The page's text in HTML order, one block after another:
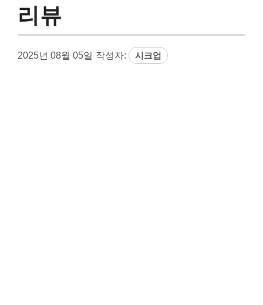
리뷰
2025년 08월 05일 작성자: 시크업